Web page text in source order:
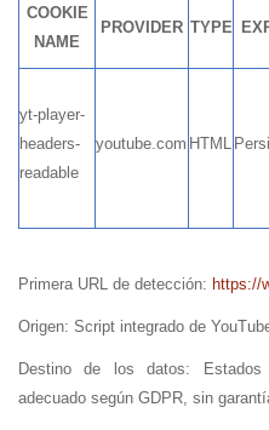
COOKIE
NAME
PROVIDER TYPE
yt-player-
headers-
readable
youtube.com HTML
Primera URL de detección: https://
Origen: Script integrado de
Destino de los datos:
adecuado según GDPR, sin